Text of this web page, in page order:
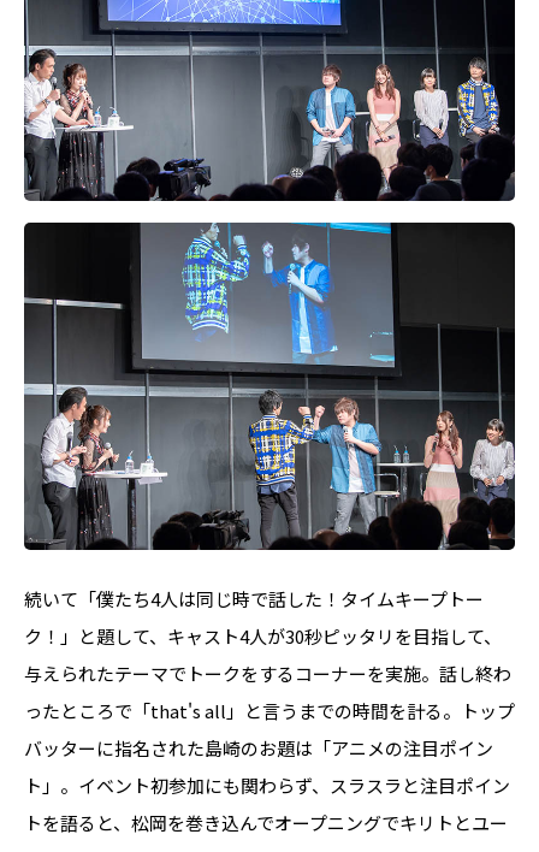
続いて「僕たち4人は同じ時で話した！タイムキープトー
ク！」と題して、キャスト4人が30秒ピッタリを目指して、
与えられたテーマでトークをするコーナーを実施。話し終わ
ったところで「that's all」と言うまでの時間を計る。トップ
バッターに指名された島崎のお題は「アニメの注目ポイン
ト」。イベント初参加にも関わらず、スラスラと注目ポイン
トを語ると、松岡を巻き込んでオープニングでキリトとユー